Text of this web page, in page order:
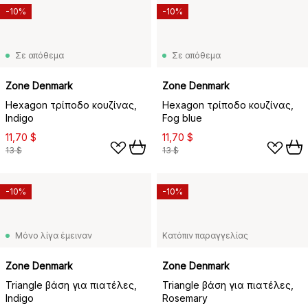
Σε απόθεμα
Zone Denmark
Hexagon τρίποδο κουζίνας,
Indigo
11,70 $
13 $
-10%
Σε απόθεμα
Zone Denmark
Hexagon τρίποδο κουζίνας,
Fog blue
11,70 $
13 $
-10%
Μόνο λίγα έμειναν
Zone Denmark
Triangle βάση για πιατέλες,
Indigo
-10%
Κατόπιν παραγγελίας
Zone Denmark
Triangle βάση για πιατέλες,
Rosemary
-10%